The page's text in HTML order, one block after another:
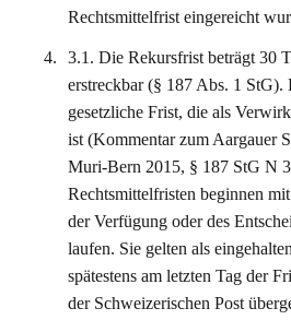
Rechtsmittelfrist eingereicht
3.1. Die Rekursfrist beträgt 30
erstreckbar (§ 187 Abs. 1 StG).
gesetzliche Frist, die als
ist (Kommentar zum Aargauer
Muri-Bern 2015, § 187 StG N
Rechtsmittelfristen beginnen
der Verfügung oder des
laufen. Sie gelten als
spätestens am letzten Tag der
der Schweizerischen Post